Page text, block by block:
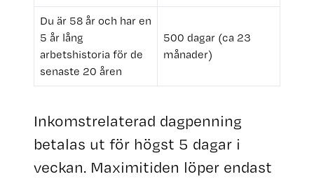
Du är 58 år och har en
5 år lång
arbetshistoria för de
senaste 20 åren
500 dagar (ca 23
månader)
Inkomstrelaterad dagpenning
betalas ut för högst 5 dagar i
veckan. Maximitiden löper endast